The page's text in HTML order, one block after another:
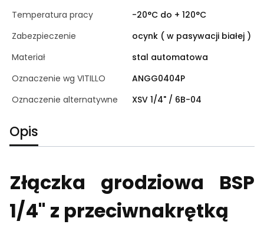
Temperatura pracy
-20°C do + 120°C
Zabezpieczenie
ocynk ( w pasywacji białej )
Materiał
stal automatowa
Oznaczenie wg VITILLO
ANGG0404P
Oznaczenie alternatywne
XSV 1/4" / 6B-04
Opis
Złączka grodziowa BSP
1/4" z przeciwnakrętką